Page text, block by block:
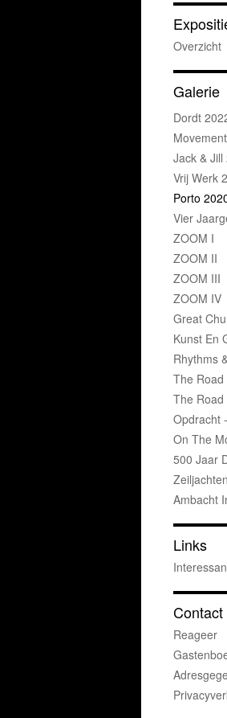
Overzicht
Galerie
Dordt
Jack & Jill
Vrij Werk
Porto
Vier
ZOOM I
ZOOM II
ZOOM III
ZOOM IV
Great
Kunst En
Rhythms
The Road
The Road
Opdracht
On The
500 Jaar
Zeiljachten
Ambacht
Links
Contact
Reageer